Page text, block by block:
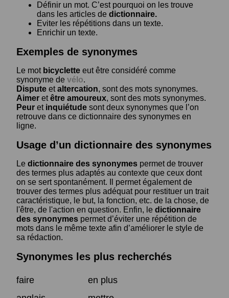
Définir un mot. C’est pourquoi on les trouve
dans les articles de dictionnaire.
Eviter les répétitions dans un texte.
Enrichir un texte.
Exemples de synonymes
Le mot bicyclette eut être considéré comme
synonyme de vélo.
Dispute etaltercation, sont des mots synonymes.
Aimer etêtre amoureux, sont des mots synonymes.
Peur et inquiétude sont deux synonymes que l’on
retrouve dans ce dictionnaire des synonymes en
ligne.
Usage d’un dictionnaire des synonymes
Le dictionnaire des synonymes permet de trouver
des termes plus adaptés au contexte que ceux dont
on se sert spontanément. Il permet également de
trouver des termes plus adéquat pour restituer un trait
caractéristique, le but, la fonction, etc. de la chose, de
l'être, de l'action en question. Enfin, le dictionnaire
des synonymes permet d’éviter une répétition de
mots dans le même texte afin d’améliorer le style de
sa rédaction.
Synonymes les plus recherchés
faire
en plus